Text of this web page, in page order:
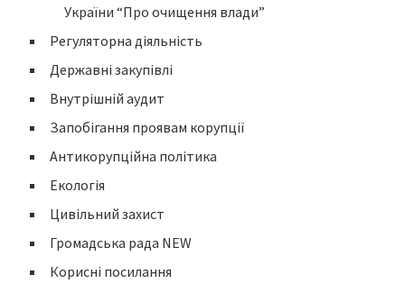
України “Про очищення влади”
Регуляторна діяльність
Державні закупівлі
Внутрішній аудит
Запобігання проявам корупції
Антикорупційна політика
Екологія
Цивільний захист
Громадська рада NEW
Корисні посилання